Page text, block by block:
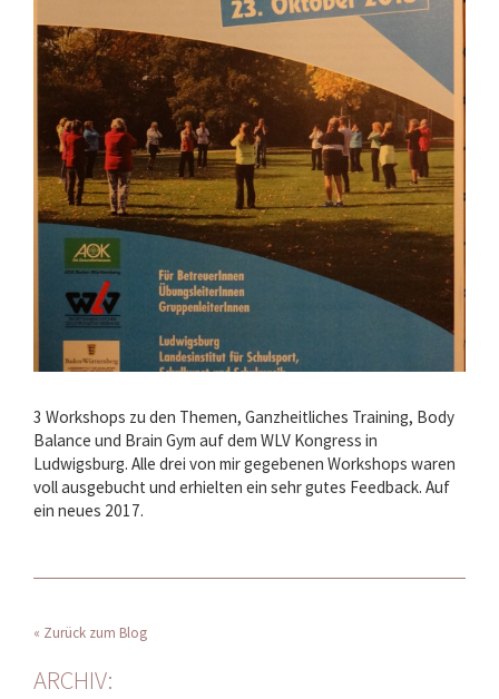
3 Workshops zu den Themen, Ganzheitliches Training, Body
Balance und Brain Gym auf dem WLV Kongress in
Ludwigsburg. Alle drei von mir gegebenen Workshops waren
voll ausgebucht und erhielten ein sehr gutes Feedback. Auf
ein neues 2017.
« Zurück zum Blog
ARCHIV: